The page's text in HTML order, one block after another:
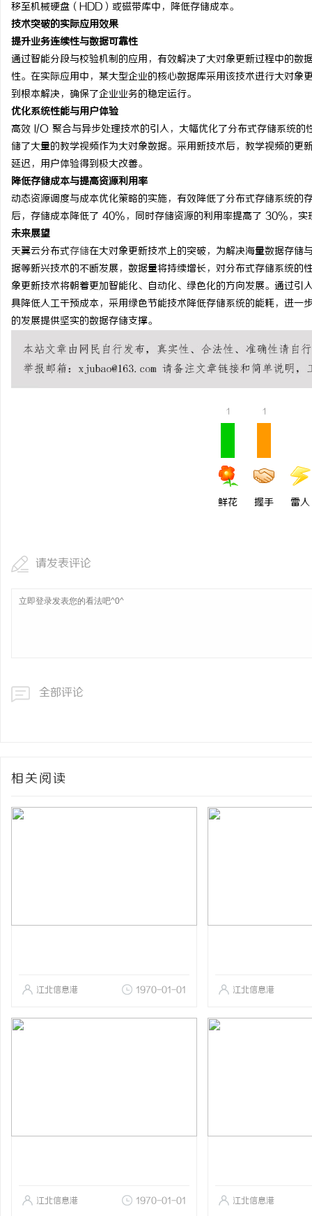
移至机械硬盘（HDD）或磁带库中，降低存储成本。
技术突破的实际应用效果
提升业务连续性与数据可靠性
通过智能分段与校验机制的应用，有效解决了大对象更新过程中的
性。在实际应用中，某大型企业的核心数据库采用该技术进行大对
到根本解决，确保了企业业务的稳定运行。
优化系统性能与用户体验
高效 I/O 聚合与异步处理技术的引入，大幅优化了分布式存储系统
储了大量的教学视频作为大对象数据。采用新技术后，教学视频的
延迟，用户体验得到极大改善。
降低存储成本与提高资源利用率
动态资源调度与成本优化策略的实施，有效降低了分布式存储系统
后，存储成本降低了 40%，同时存储资源的利用率提高了 30%，实
未来展望
天翼云分布式存储在大对象更新技术上的突破，为解决海量数据存储
据等新兴技术的不断发展，数据量将持续增长，对分布式存储系统
象更新技术将朝着更加智能化、自动化、绿色化的方向发展。通过
具降低人工干预成本，采用绿色节能技术降低存储系统的能耗，进
的发展提供坚实的数据存储支撑。
1
鲜花
1
握手 雷人
请发表评论
全部评论
相关阅读
江北信息港 1970-01-01 江北信息港
江北信息港 1970-01-01 江北信息港